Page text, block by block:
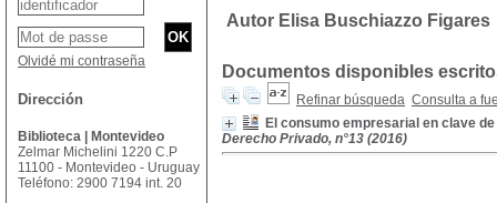
Autor Elisa Buschiazzo Figares
Documentos disponibles
Refinar búsqueda Consulta a
El consumo empresarial en clave
Derecho Privado, n°13 (2016)
Olvidé mi contraseña
Dirección
Biblioteca | Montevideo
Zelmar Michelini 1220 C.P
11100 - Montevideo - Uruguay
Teléfono: 2900 7194 int. 20